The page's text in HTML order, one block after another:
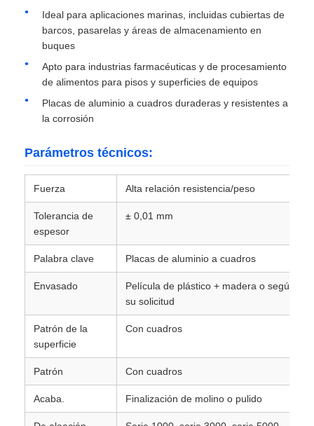
Bobina de aluminio de la tira
Aluminio grabado en relieve
papel laminado de aluminio
Paneles de panal de aluminio
Panal de aluminio
Ideal para aplicaciones marinas, incluidas cubiertas de
barcos, pasarelas y áreas de almacenamiento en
buques
Apto para industrias farmacéuticas y de procesamiento
de alimentos para pisos y superficies de equipos
Placas de aluminio a cuadros duraderas y resistentes a
la corrosión
Parámetros técnicos:
Fuerza Alta relación resistencia/peso
Tolerancia de
espesor
± 0,01 mm
Palabra clave Placas de aluminio a cuadros
Envasado
Película de plástico + madera o según
su solicitud
Patrón de la
superficie
Con cuadros
Patrón Con cuadros
Acaba. Finalización de molino o pulido